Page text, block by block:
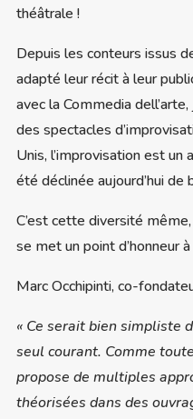
théâtrale !
Depuis les conteurs issus
adapté leur récit à leur
avec la Commedia
des spectacles
Unis, l’improvisation est
été déclinée aujourd’hui de
C’est cette diversité
se met un point d’honneur
Marc Occhipinti, co-
« Ce serait bien simpliste
seul courant. Comme
propose de multiples
théorisées dans des